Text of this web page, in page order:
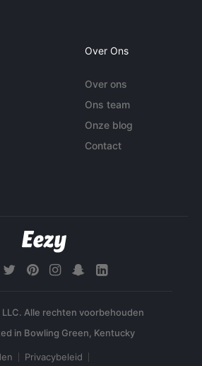
Over Ons
Over ons
Ons team
Onze blog
Contact
Alle rechten voorbehouden
Privacybeleid